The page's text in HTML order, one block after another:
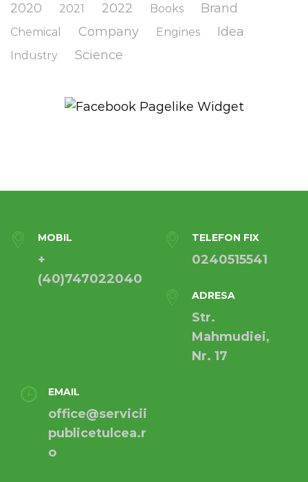
2020 2021 2022 Books Brand
Chemical Company Engines Idea
Industry Science
MOBIL
+
(40)747022040
TELEFON FIX
0240515541
ADRESA
Str.
Mahmudiei,
Nr. 17
EMAIL
office@servicii
publicetulcea.r
o